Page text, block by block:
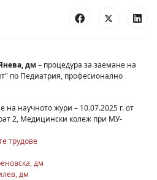
дм– процедура за заемане на
по Педиатрия, професионално
на научното жури – 10.07.2025 г. от
2, Медицински колеж при МУ-
трудове
дм
дм